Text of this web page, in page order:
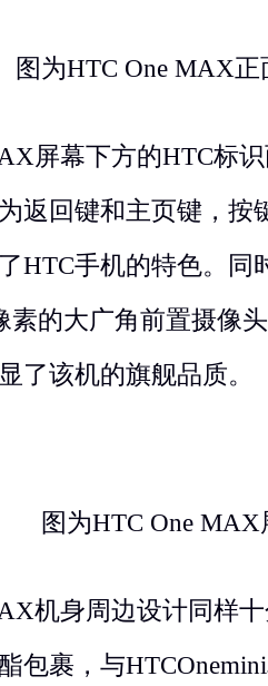
图为HTC One MAX正
屏幕下方的HTC标
返回键和主页键，按
HTC手机的特色。同
素的大广角前置摄像
了该机的旗舰品质。
图为HTC One MAX
机身周边设计同样
包裹，与